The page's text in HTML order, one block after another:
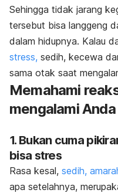
Sehingga tidak jarang
tersebut bisa langgeng
dalam hidupnya. Kalau
stress, sedih, kecewa
sama otak saat
Memahami
mengalami
1. Bukan cuma
bisa stres
Rasa kesal, sedih,
apa setelahnya,